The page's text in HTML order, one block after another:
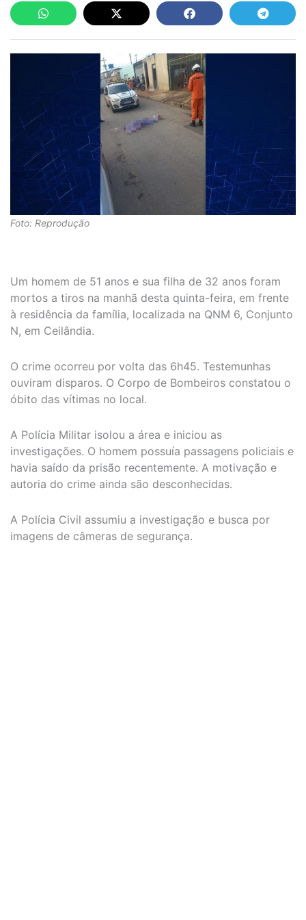
Foto: Reprodução
Um homem de 51 anos e sua filha de 32 anos foram
mortos a tiros na manhã desta quinta-feira, em frente
à residência da família, localizada na QNM 6, Conjunto
N, em Ceilândia.
O crime ocorreu por volta das 6h45. Testemunhas
ouviram disparos. O Corpo de Bombeiros constatou o
óbito das vítimas no local.
A Polícia Militar isolou a área e iniciou as
investigações. O homem possuía passagens policiais e
havia saído da prisão recentemente. A motivação e
autoria do crime ainda são desconhecidas.
A Polícia Civil assumiu a investigação e busca por
imagens de câmeras de segurança.